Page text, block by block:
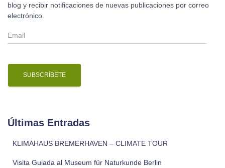
blog y recibir notificaciones de nuevas publicaciones por correo
electrónico.
E
m
i
Últimas Entradas
KLIMAHAUS BREMERHAVEN – CLIMATE TOUR
Visita Guiada al Museum für Naturkunde Berlin